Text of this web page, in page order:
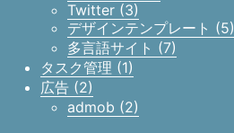
Twitter (3)
デザインテンプレート (5)
多言語サイト (7)
タスク管理 (1)
広告 (2)
admob (2)